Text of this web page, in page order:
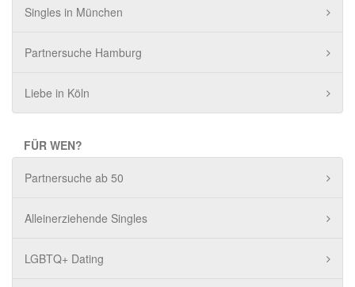
Singles in München
Partnersuche Hamburg
Liebe in Köln
FÜR WEN?
Partnersuche ab 50
Alleinerziehende Singles
LGBTQ+ Dating